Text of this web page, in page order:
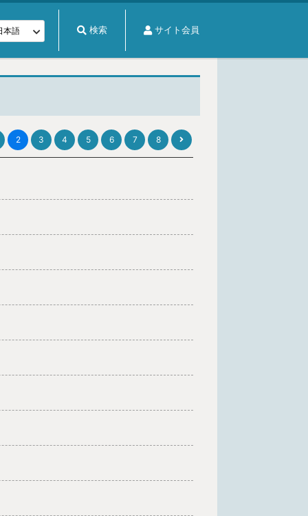
検索 サイト会員
2 3 4 5 6 7 8